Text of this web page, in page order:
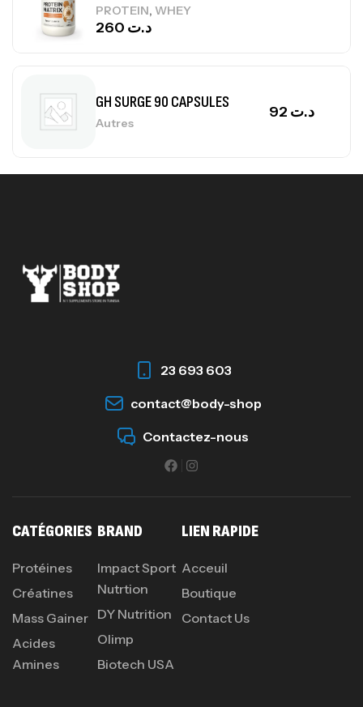
PROTEIN,WHEY
د.ت
GH SURGE 90 CAPSULES
Autres
د.ت
100% Pure Whey – 2,27kg – BIOTECHUSA
Omega 3 – 100 Gélules – Scitec Nutrition
Autres
د.ت
7Nutrition
د.ت150
Protein Matrix – 2000g – 7Nutrition
PROTEIN
د.ت
23 693 603
contact@body-shop
Contactez-nous
CATÉGORIES
Protéines
Créatines
Mass Gainer
Acides
Amines
BRAND
Impact Sport
Nutrtion
DY Nutrition
Olimp
Biotech USA
LIEN RAPIDE
Acceuil
Boutique
Contact Us